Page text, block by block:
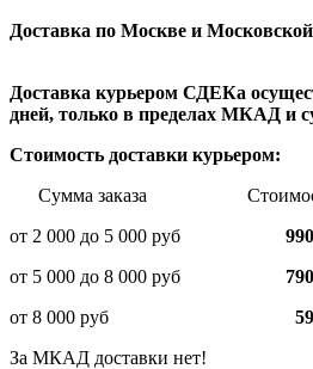
Доставка по Москве и
Доставка курьером СДЕКа
дней, только в пределах МКАД и
Стоимость доставки курьером:
Сумма заказа Стоимость
от 2 000 до 5 000 руб
от 5 000 до 8 000 руб
от 8 000 руб
За МКАД доставки нет!